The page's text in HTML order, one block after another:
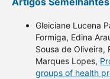
Gleiciane Lucena
Formiga, Edina
Sousa de Oliveira,
Marques Lopes,
groups of health